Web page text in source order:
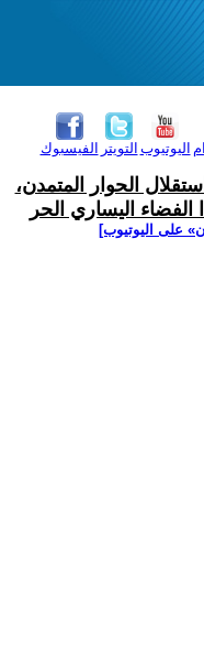
الفيسبوك التويتر اليوتيوب
الحوار المتمدن،
اليساري الحر
على اليوتيوب]